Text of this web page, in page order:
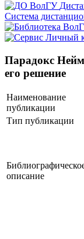
Система
Парадокс
его решение
Наименование
публикации
Тип публикации
описание